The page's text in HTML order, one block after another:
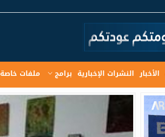
الأخبار النشرات الإخبارية برامج ملفات خاصة